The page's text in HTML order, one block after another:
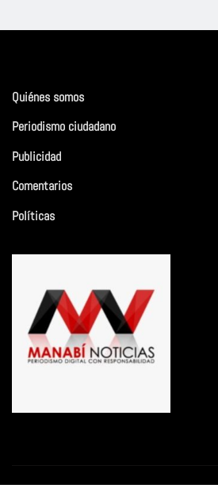
Quiénes somos
Periodismo ciudadano
Publicidad
Comentarios
Políticas